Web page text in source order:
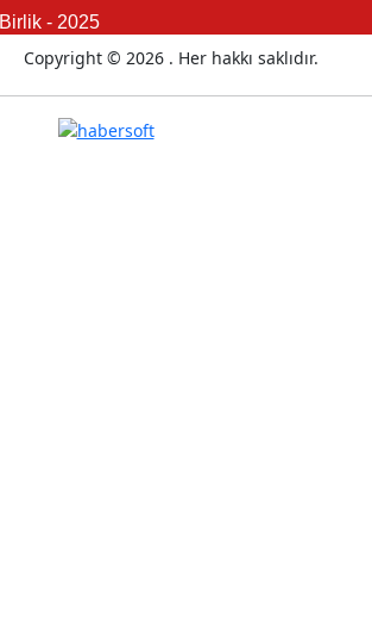
- 2025
Copyright © 2026 . Her hakkı saklıdır.